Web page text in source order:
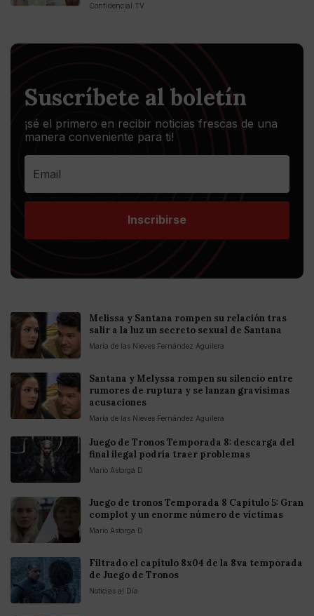
Confidencial TV
Suscríbete al boletín
¡sé el primero en recibir noticias frescas de una
manera conveniente para ti!
Inscribirse
Melissa y Santana rompen su relación tras
salir a la luz un secreto sexual de Santana
María de las Nieves Fernández Aguilera
Santana y Melyssa rompen su silencio entre
rumores de ruptura y se lanzan gravísimas
acusaciones
María de las Nieves Fernández Aguilera
Juego de Tronos Temporada 8: descarga del
final ilegal podría traer problemas
Mario Astorga D
Juego de tronos Temporada 8 Capítulo 5: Gran
complot y un enorme número de víctimas
Mario Astorga D
Filtrado el capítulo 8x04 de la 8va temporada
de Juego de Tronos
Noticias al Día